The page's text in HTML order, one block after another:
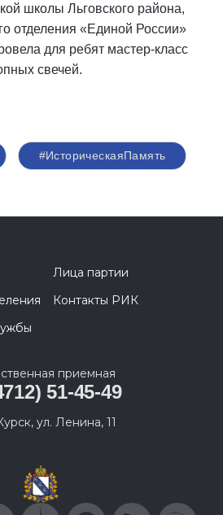
школы Льговского района,
отделения «Единой России»
для ребят мастер-класс
свечей.
#ИсторическаяПамять
Лица партии
Контакты РИК
приемная
51-45-49
ул. Ленина, 11